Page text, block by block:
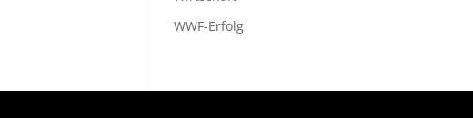
WWF-Erfolg